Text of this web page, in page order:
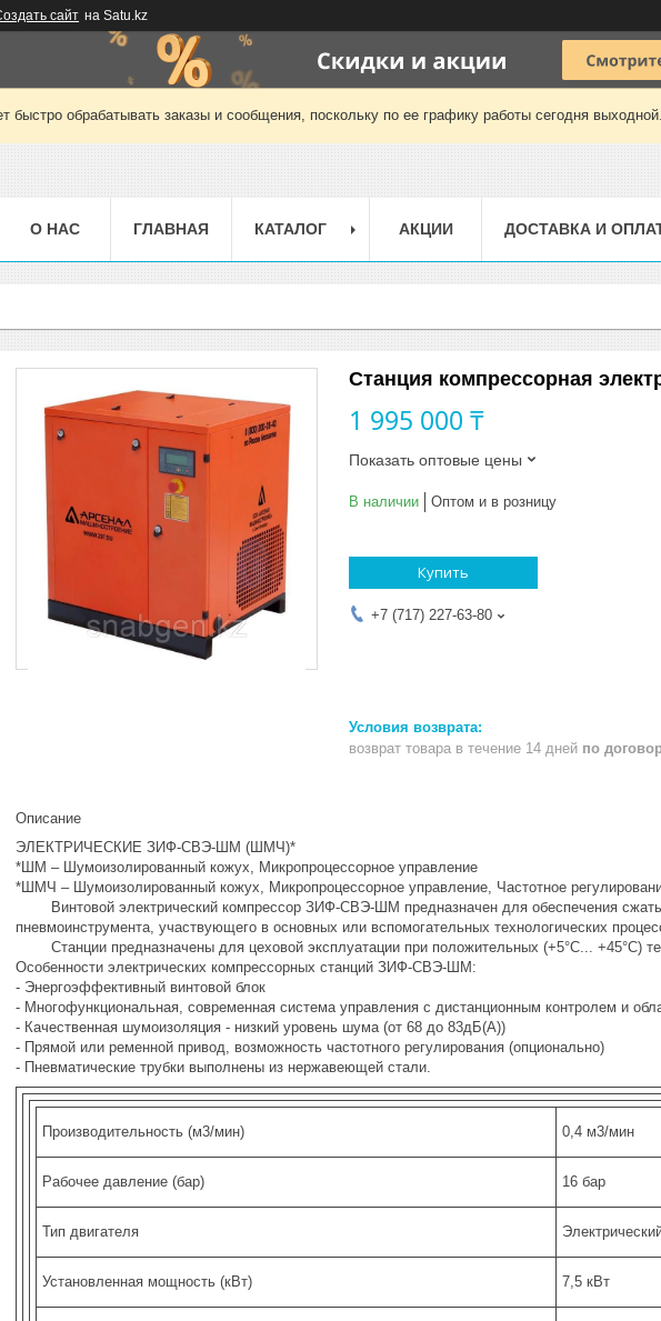
сайт на Satu.kz
быстро обрабатывать заказы и сообщения, поскольку по ее графику работы сегодня
О НАС ГЛАВНАЯ КАТАЛОГ АКЦИИ ДОСТАВКА И
Станция компрессорная
1 995 000 ₸
Показать оптовые цены
В наличии Оптом и в розницу
Купить
+7 (717) 227-63-80
возврат товара в течение 14 дней по
Описание
ЭЛЕКТРИЧЕСКИЕ ЗИФ-СВЭ-ШМ (ШМЧ)*
*ШМ – Шумоизолированный кожух, Микропроцессорное управление
*ШМЧ – Шумоизолированный кожух, Микропроцессорное управление, Частотное
Винтовой электрический компрессор ЗИФ-СВЭ-ШМ предназначен для обеспечения
пневмоинструмента, участвующего в основных или вспомогательных технологических
Станции предназначены для цеховой эксплуатации при положительных (+5°С... +45°С)
Особенности электрических компрессорных станций ЗИФ-СВЭ-ШМ:
- Энергоэффективный винтовой блок
- Многофункциональная, современная система управления с дистанционным контролем и
- Качественная шумоизоляция - низкий уровень шума (от 68 до 83дБ(A))
- Прямой или ременной привод, возможность частотного регулирования (опционально)
- Пневматические трубки выполнены из нержавеющей стали.
Производительность (м3/мин) 0,4 м3/мин
Рабочее давление (бар) 16 бар
Тип двигателя
Установленная мощность (кВт) 7,5 кВт